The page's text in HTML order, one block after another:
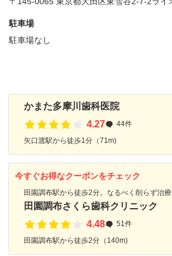
駐車場
駐車場なし
かまた多摩川歯科医院
4.27
44件
矢口渡駅から徒歩1分（71m)
今すぐお得なクーポンをチェック
田園調布駅から徒歩2分。なるべく削らず治
田園調布さくら歯科クリニック
4.48
51件
田園調布駅から徒歩2分（140m)